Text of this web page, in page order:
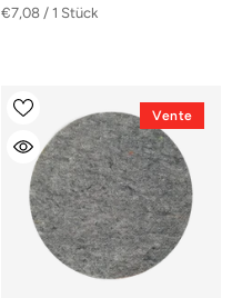
€7,08 / 1 Stück
Vente